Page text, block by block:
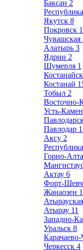
Баксан 2
Якутск 8
Покровск 1
Чувашская
Алатырь 3
Ядрин 2
Шумерля 1
Костанай
Тобыл 2
Восточно-
Усть-
Павлодар
Аксу 2
Горно-
Актау 6
Форт-
Жанаозен 1
Атырау 11
Западно-
Уральск 8
Карачаево-
Черкесск 4